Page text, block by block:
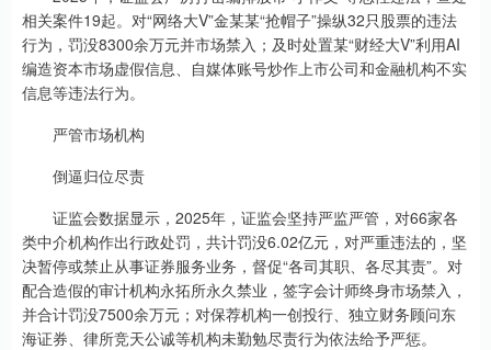
相关案件19起。对“网络大V”金某某“抢帽子”操纵32只股票的违法
行为，罚没8300余万元并市场禁入；及时处置某“财经大V”利用AI
编造资本市场虚假信息、自媒体账号炒作上市公司和金融机构不实
信息等违法行为。
严管市场机构
倒逼归位尽责
证监会数据显示，2025年，证监会坚持严监严管，对66家各
类中介机构作出行政处罚，共计罚没6.02亿元，对严重违法的，坚
决暂停或禁止从事证券服务业务，督促“各司其职、各尽其责”。对
配合造假的审计机构永拓所永久禁业，签字会计师终身市场禁入，
并合计罚没7500余万元；对保荐机构一创投行、独立财务顾问东
海证券、律所竞天公诚等机构未勤勉尽责行为依法给予严惩。